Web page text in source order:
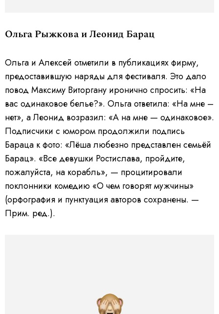
Ольга Рыжкова и Леонид Барац
Ольга и Алексей отметили в публикациях фирму,
предоставившую наряды для фестиваля. Это дало
повод Максиму Виторгану иронично спросить: «На
вас одинаковое белье?». Ольга ответила: «На мне –
нет», а Леонид возразил: «А на мне — одинаковое».
Подписчики с юмором продолжили подпись
Бараца к фото: «Лёша любезно представлен семьёй
Барац». «Все девушки Ростислава, пройдите,
пожалуйста, на корабль», — процитировали
поклонники комедию «О чем говорят мужчины»
(орфография и пунктуация авторов сохранены. —
Прим. ред.).